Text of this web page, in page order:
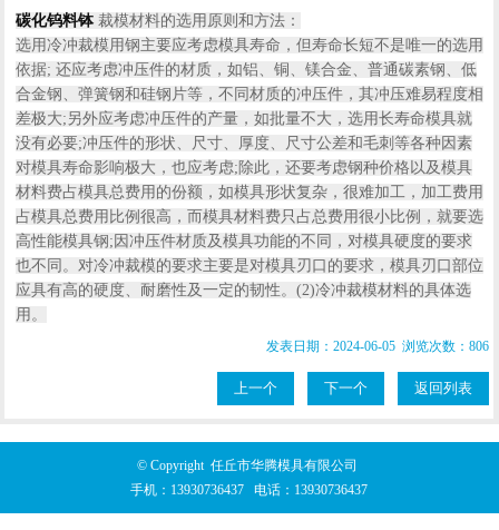
碳化钨料钵 裁模材料的选用原则和方法：
选用冷冲裁模用钢主要应考虑模具寿命，但寿命长短不是唯一的选用
依据; 还应考虑冲压件的材质，如铝、铜、镁合金、普通碳素钢、低
合金钢、弹簧钢和硅钢片等，不同材质的冲压件，其冲压难易程度相
差极大;另外应考虑冲压件的产量，如批量不大，选用长寿命模具就
没有必要;冲压件的形状、尺寸、厚度、尺寸公差和毛刺等各种因素
对模具寿命影响极大，也应考虑;除此，还要考虑钢种价格以及模具
材料费占模具总费用的份额，如模具形状复杂，很难加工，加工费用
占模具总费用比例很高，而模具材料费只占总费用很小比例，就要选
高性能模具钢;因冲压件材质及模具功能的不同，对模具硬度的要求
也不同。对冷冲裁模的要求主要是对模具刃口的要求，模具刃口部位
应具有高的硬度、耐磨性及一定的韧性。(2)冷冲裁模材料的具体选
用。
发表日期：2024-06-05 浏览次数：806
上一个 下一个 返回列表
© Copyright 任丘市华腾模具有限公司
手机： 13930736437 电话： 13930736437